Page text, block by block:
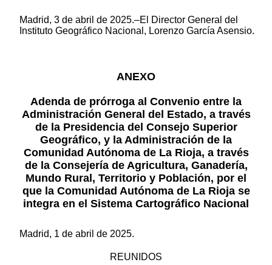
Madrid, 3 de abril de 2025.–El Director General del
Instituto Geográfico Nacional, Lorenzo García Asensio.
ANEXO
Adenda de prórroga al Convenio entre la
Administración General del Estado, a través
de la Presidencia del Consejo Superior
Geográfico, y la Administración de la
Comunidad Autónoma de La Rioja, a través
de la Consejería de Agricultura, Ganadería,
Mundo Rural, Territorio y Población, por el
que la Comunidad Autónoma de La Rioja se
integra en el Sistema Cartográfico Nacional
Madrid, 1 de abril de 2025.
REUNIDOS